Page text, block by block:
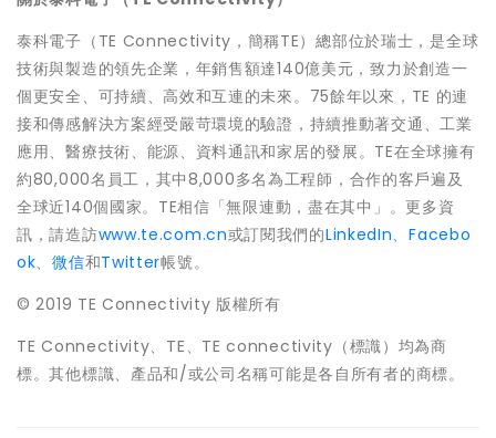
泰科電子（TE Connectivity，簡稱TE）總部位於瑞士，是全球
技術與製造的領先企業，年銷售額達140億美元，致力於創造一
個更安全、可持續、高效和互連的未來。75餘年以來，TE 的連
接和傳感解決方案經受嚴苛環境的驗證，持續推動著交通、工業
應用、醫療技術、能源、資料通訊和家居的發展。TE在全球擁有
約80,000名員工，其中8,000多名為工程師，合作的客戶遍及
全球近140個國家。TE相信「無限連動，盡在其中」。更多資
訊，請造訪www.te.com.cn或訂閱我們的LinkedIn、Facebo
ok、微信和Twitter帳號。
© 2019 TE Connectivity 版權所有
TE Connectivity、TE、TE connectivity（標識）均為商
標。其他標識、產品和/或公司名稱可能是各自所有者的商標。